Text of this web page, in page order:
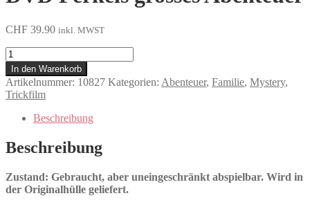
CHF 39.90 inkl. MWST
Ferkels
grosses
Abenteuer
Menge
In den Warenkorb
Artikelnummer: 10827 Kategorien: Abenteuer, Familie, Mystery,
Trickfilm
Beschreibung
Beschreibung
Zustand: Gebraucht, aber uneingeschränkt abspielbar. Wird in
der Originalhülle geliefert.